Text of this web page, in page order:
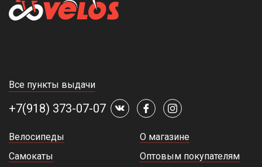
Все пункты выдачи
+7(918) 373-07-07
Велосипеды
Самокаты
О магазине
Оптовым покупателям